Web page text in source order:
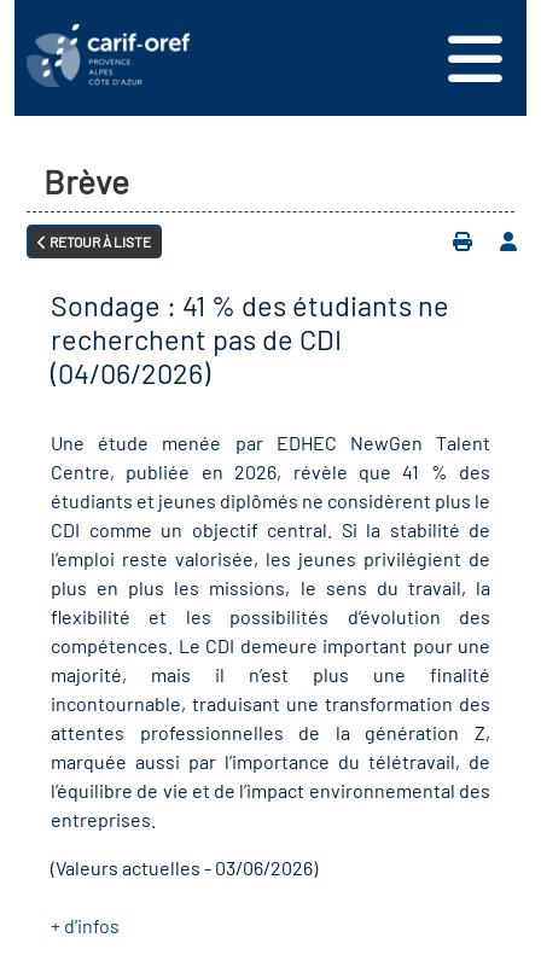
formation
de l'offre de
en région
en santé et sécurité au
les métiers
clés métiers et
lieu d'information ou
des territoires (Kit
DDETS)
Partenariale de la
Régional d’Observation
des métiers en
de l'Economie
Solidaire (ESS)
du secteur sanitaire
de l'Industrie
connecter
votre offre de
Brève
RETOUR À LISTE
Sondage : 41 % des étudiants ne
recherchent pas de CDI
(04/06/2026)
Une étude menée par EDHEC NewGen Talent
Centre, publiée en 2026, révèle que 41 % des
étudiants et jeunes diplômés ne considèrent plus le
CDI comme un objectif central. Si la stabilité de
l’emploi reste valorisée, les jeunes privilégient de
plus en plus les missions, le sens du travail, la
flexibilité et les possibilités d’évolution des
compétences. Le CDI demeure important pour une
majorité, mais il n’est plus une finalité
incontournable, traduisant une transformation des
attentes professionnelles de la génération Z,
marquée aussi par l’importance du télétravail, de
l’équilibre de vie et de l’impact environnemental des
entreprises.
(Valeurs actuelles - 03/06/2026)
+ d’infos